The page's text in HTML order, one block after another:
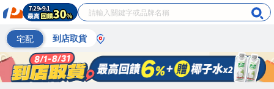
宅配 到店取貨